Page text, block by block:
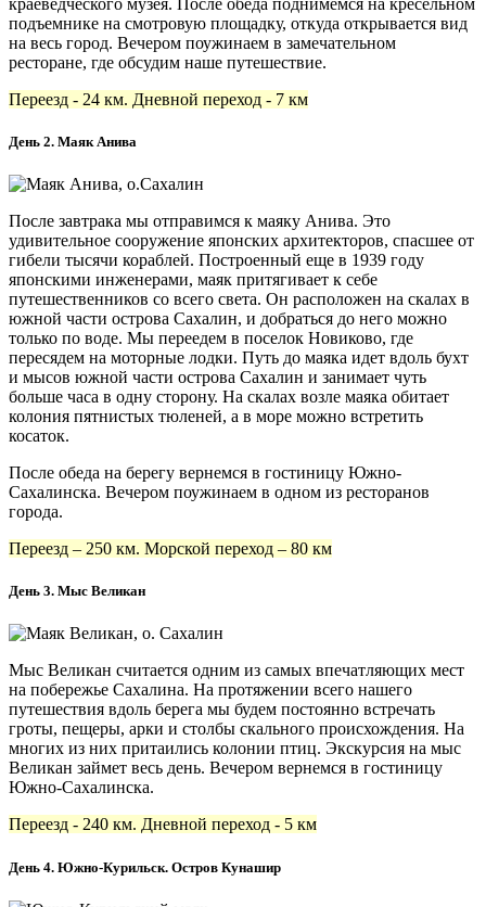
подъемнике на смотровую площадку, откуда открывается вид
на весь город. Вечером поужинаем в замечательном
ресторане, где обсудим наше путешествие.
Переезд - 24 км. Дневной переход - 7 км
День 2. Маяк Анива
После завтрака мы отправимся к маяку Анива. Это
удивительное сооружение японских архитекторов, спасшее от
гибели тысячи кораблей. Построенный еще в 1939 году
японскими инженерами, маяк притягивает к себе
путешественников со всего света. Он расположен на скалах в
южной части острова Сахалин, и добраться до него можно
только по воде. Мы переедем в поселок Новиково, где
пересядем на моторные лодки. Путь до маяка идет вдоль бухт
и мысов южной части острова Сахалин и занимает чуть
больше часа в одну сторону. На скалах возле маяка обитает
колония пятнистых тюленей, а в море можно встретить
косаток.
После обеда на берегу вернемся в гостиницу Южно-
Сахалинска. Вечером поужинаем в одном из ресторанов
города.
Переезд – 250 км. Морской переход – 80 км
День 3. Мыс Великан
Мыс Великан считается одним из самых впечатляющих мест
на побережье Сахалина. На протяжении всего нашего
путешествия вдоль берега мы будем постоянно встречать
гроты, пещеры, арки и столбы скального происхождения. На
многих из них притаились колонии птиц. Экскурсия на мыс
Великан займет весь день. Вечером вернемся в гостиницу
Южно-Сахалинска.
Переезд - 240 км. Дневной переход - 5 км
День 4. Южно-Курильск. Остров Кунашир